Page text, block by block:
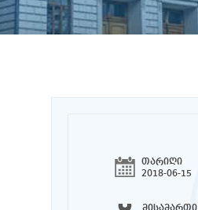
თარიღი
2018-06-15